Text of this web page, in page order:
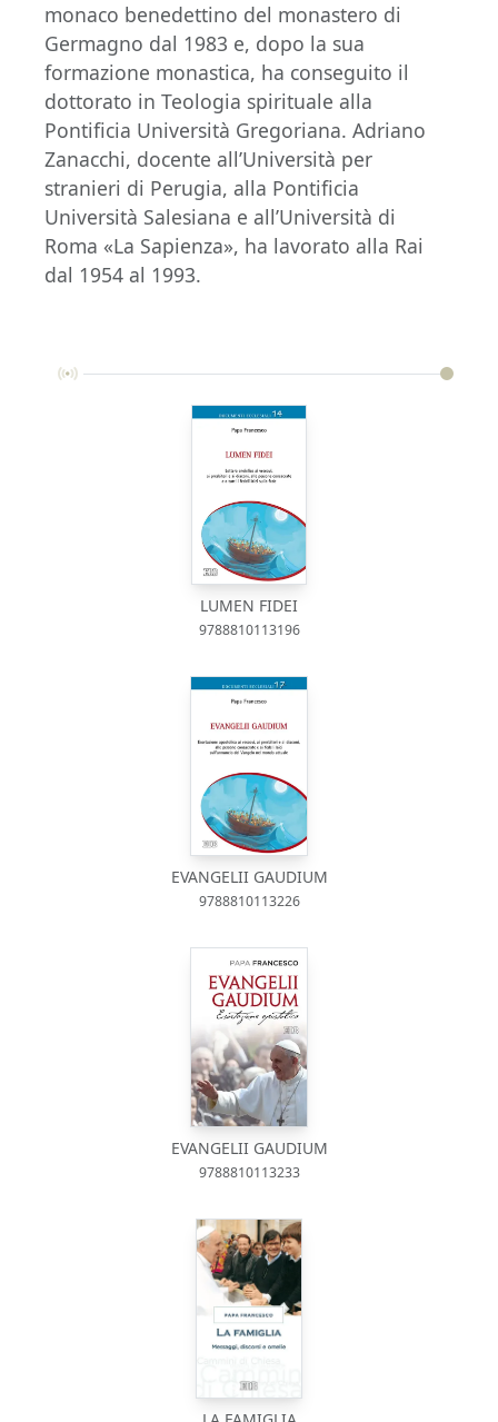
monaco benedettino del monastero di
Germagno dal 1983 e, dopo la sua
formazione monastica, ha conseguito il
dottorato in Teologia spirituale alla
Pontificia Università Gregoriana. Adriano
Zanacchi, docente all’Università per
stranieri di Perugia, alla Pontificia
Università Salesiana e all’Università di
Roma «La Sapienza», ha lavorato alla Rai
dal 1954 al 1993.
LUMEN FIDEI
9788810113196
EVANGELII GAUDIUM
9788810113226
EVANGELII GAUDIUM
9788810113233